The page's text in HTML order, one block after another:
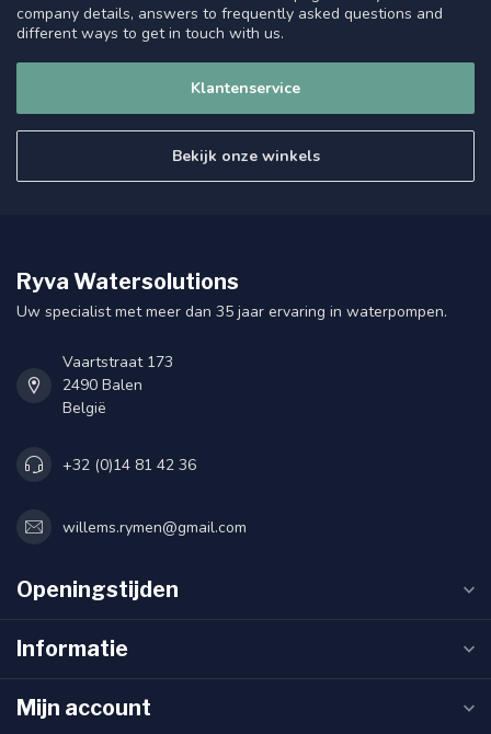
company details, answers to frequently asked questions and
different ways to get in touch with us.
Klantenservice
Bekijk onze winkels
Ryva Watersolutions
Uw specialist met meer dan 35 jaar ervaring in waterpompen.
Vaartstraat 173
2490 Balen
België
+32 (0)14 81 42 36
willems.rymen@gmail.com
Openingstijden
Informatie
Mijn account